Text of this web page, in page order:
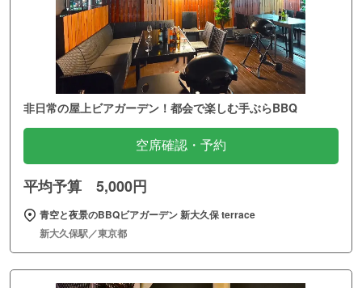
非日常の屋上ビアガーデン！都会で楽しむ手ぶらBBQ
空席確認・予約
平均予算 5,000円
青空と夜景のBBQビアガーデン 新大久保 terrace
新大久保駅／東京都